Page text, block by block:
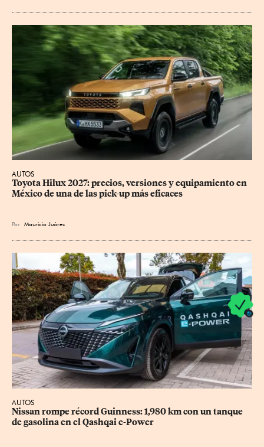
AUTOS
Toyota Hilux 2027: precios, versiones y equipamiento en
México de una de las pick-up más eficaces
Por Mauricio Juárez
AUTOS
Nissan rompe récord Guinness: 1,980 km con un tanque
de gasolina en el Qashqai e-Power